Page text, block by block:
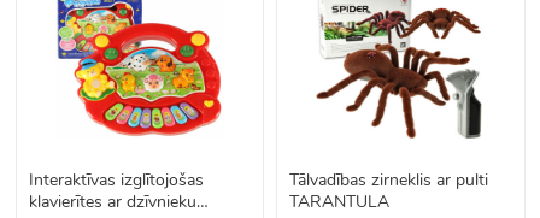
Interaktīvas izglītojošas
klavierītes ar dzīvnieku
Tālvadības zirneklis ar pulti
TARANTULA